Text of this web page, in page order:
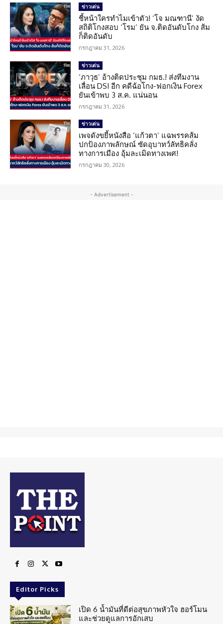
ข่าวเด่น
ชี้หน้าใครทำไมเข้าตัว! ‘โจ มณฑานี’ งัด
สถิติโกงสอบ ‘โรม’ ยัน จ.ติดอันดับโกง ส้ม
ก็ติดอันดับ
กรกฎาคม 31, 2026
ข่าวเด่น
‘ภาวุธ’ อ้างติดประชุม กมธ.! ส่งทีมงาน
เลื่อน DSI อีก คดีฉ้อโกง-ฟอกเงิน Forex
ยันเข้าพบ 3 ส.ค. แน่นอน
กรกฎาคม 31, 2026
ข่าวเด่น
เพจดังขยี้หนังสือ ‘แก้วตา’ แฉพรรคส้ม
ปกป้องภาพลักษณ์ ซัดอุบาทว์ลัทธิคลั่ง
ทางการเมือง อุ้มละเมิดทางเพศ!
กรกฎาคม 30, 2026
- Advertisement -
Editor Picks
เปิด 6 น้ำมันที่ดีต่อสุขภาพหัวใจ ฮอร์โมน
และช่วยดูแลการอักเสบ